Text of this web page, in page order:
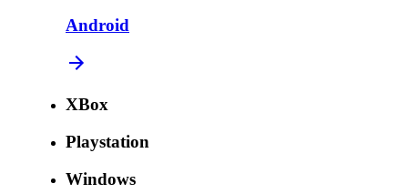
Android
XBox
Playstation
Windows